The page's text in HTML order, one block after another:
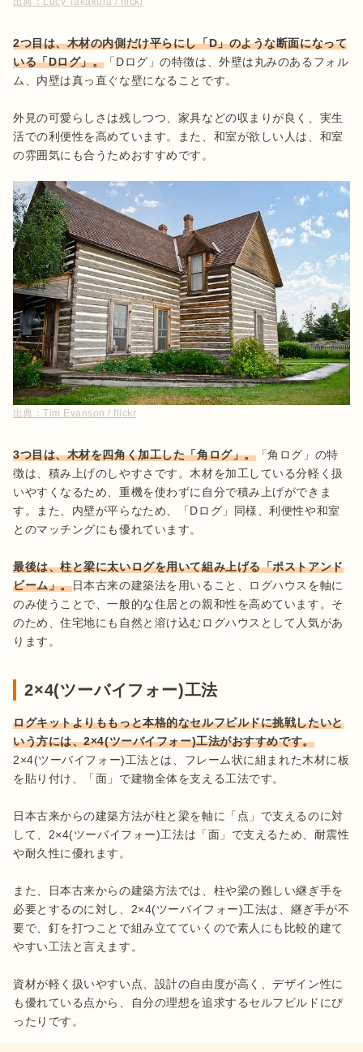
2つ目は、木材の内側だけ平らにし「D」のような断面になって
いる「Dログ」。 「Dログ」の特徴は、外壁は丸みのあるフォル
ム、内壁は真っ直ぐな壁になることです。
外見の可愛らしさは残しつつ、家具などの収まりが良く、実生
活での利便性を高めています。また、和室が欲しい人は、和室
の雰囲気にも合うためおすすめです。
出典：Tim Evanson / flickr
3つ目は、木材を四角く加工した「角ログ」。「角ログ」の特
徴は、積み上げのしやすさです。木材を加工している分軽く扱
いやすくなるため、重機を使わずに自分で積み上げができま
す。また、内壁が平らなため、「Dログ」同様、利便性や和室
とのマッチングにも優れています。
最後は、柱と梁に太いログを用いて組み上げる「ポストアンド
ビーム」。日本古来の建築法を用いること、ログハウスを軸に
のみ使うことで、一般的な住居との親和性を高めています。そ
のため、住宅地にも自然と溶け込むログハウスとして人気があ
ります。
2×4(ツーバイフォー)工法
ログキットよりももっと本格的なセルフビルドに挑戦したいと
いう方には、2×4(ツーバイフォー)工法がおすすめです。
2×4(ツーバイフォー)工法とは、フレーム状に組まれた木材に板
を貼り付け、「面」で建物全体を支える工法です。
日本古来からの建築方法が柱と梁を軸に「点」で支えるのに対
して、2×4(ツーバイフォー)工法は「面」で支えるため、耐震性
や耐久性に優れます。
また、日本古来からの建築方法では、柱や梁の難しい継ぎ手を
必要とするのに対し、2×4(ツーバイフォー)工法は、継ぎ手が不
要で、釘を打つことで組み立てていくので素人にも比較的建て
やすい工法と言えます。
資材が軽く扱いやすい点、設計の自由度が高く、デザイン性に
も優れている点から、自分の理想を追求するセルフビルドにぴ
ったりです。